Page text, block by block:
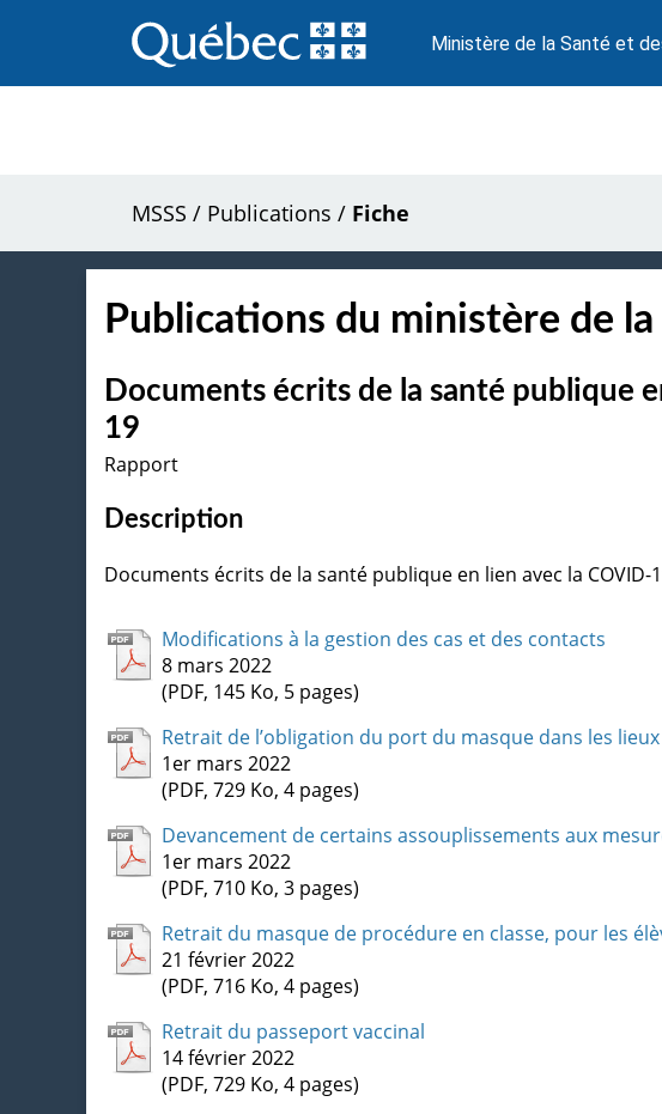
au
contenu
Ministère de la Santé et
MSSS / Publications / Fiche
Publications du ministère de
Documents écrits de la santé publique
19
Rapport
Description
Documents écrits de la santé publique en lien avec la COVID-
Modifications à la gestion des cas et des contacts
8 mars 2022
(PDF, 145 Ko, 5 pages)
Retrait de l’obligation du port du masque dans les
1er mars 2022
(PDF, 729 Ko, 4 pages)
Devancement de certains assouplissements aux
1er mars 2022
(PDF, 710 Ko, 3 pages)
Retrait du masque de procédure en classe, pour les
21 février 2022
(PDF, 716 Ko, 4 pages)
Retrait du passeport vaccinal
14 février 2022
(PDF, 729 Ko, 4 pages)